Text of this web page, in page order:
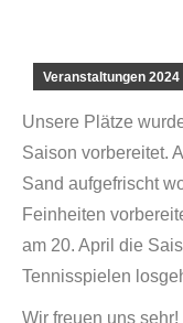
Veranstaltungen 2024
Unsere Plätze
Saison vorbereitet.
Sand aufgefrischt
Feinheiten
am 20. April die
Tennisspielen
Wir freuen uns sehr!